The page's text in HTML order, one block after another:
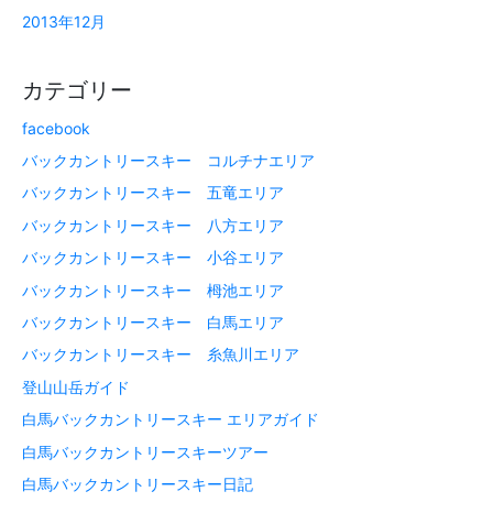
2013年12月
カテゴリー
facebook
バックカントリースキー コルチナエリア
バックカントリースキー 五竜エリア
バックカントリースキー 八方エリア
バックカントリースキー 小谷エリア
バックカントリースキー 栂池エリア
バックカントリースキー 白馬エリア
バックカントリースキー 糸魚川エリア
登山山岳ガイド
白馬バックカントリースキー エリアガイド
白馬バックカントリースキーツアー
白馬バックカントリースキー日記